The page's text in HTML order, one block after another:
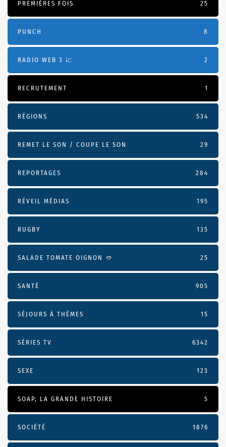
PREMIÈRES FOIS 25
PUNCH 8
RADIO WEB 3 📈 2
RECRUTEMENT 1
RÉGIONS 534
REMET LE SON / COUPE LE SON 29
REPORTAGES 284
RÉVEIL MÉDIAS 195
RUGBY 135
SALADE TOMATE OIGNON 🥙 25
SANTÉ 905
SÉJOURS À THÈMES 15
SÉRIES TV 6342
SEXE 123
SOAP, LA GRANDE HISTOIRE 5
SOCIÉTÉ 1876